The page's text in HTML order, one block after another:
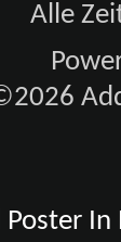
Alle
Poster In